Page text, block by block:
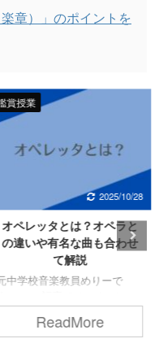
章）」のポイントを
賞授業
2025/10/28
オペレッタとは？オペラと
の違いや有名な曲も合わせ
て解説
中学校音楽教員めりーで
とは何かについて、オペラ
との違いやそれぞれの代表曲
ReadMore